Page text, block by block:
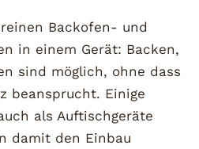
Backofen- und
in einem Gerät: Backen,
sind möglich, ohne dass
beansprucht. Einige
als Auftischgeräte
damit den Einbau